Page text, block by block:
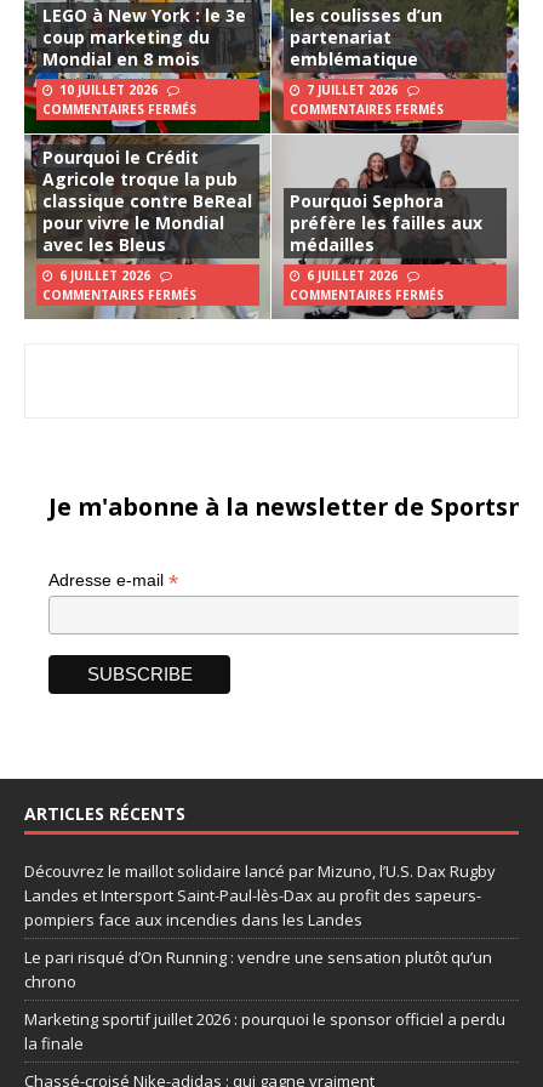
LEGO à New York : le 3e
coup marketing du
Mondial en 8 mois
10 JUILLET 2026
COMMENTAIRES FERMÉS
les coulisses d’un
partenariat
emblématique
7 JUILLET 2026
COMMENTAIRES FERMÉS
Pourquoi le Crédit
Agricole troque la pub
classique contre BeReal
pour vivre le Mondial
avec les Bleus
6 JUILLET 2026
COMMENTAIRES FERMÉS
Pourquoi Sephora
préfère les failles aux
médailles
6 JUILLET 2026
COMMENTAIRES FERMÉS
Je m'abonne à la newsletter de
Adresse e-mail *
ARTICLES RÉCENTS
Découvrez le maillot solidaire lancé par Mizuno, l’U.S. Dax Rugby
Landes et Intersport Saint-Paul-lès-Dax au profit des sapeurs-
pompiers face aux incendies dans les Landes
Le pari risqué d’On Running : vendre une sensation plutôt qu’un
chrono
Marketing sportif juillet 2026 : pourquoi le sponsor officiel a perdu
la finale
Chassé-croisé Nike-adidas : qui gagne vraiment